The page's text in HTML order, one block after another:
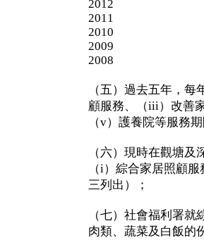
2012
2011
2010
2009
2008
（五）過去五年，
顧服務、（iii）改善
（v）護養院等服務
（六）現時在觀塘
（i）綜合家居照顧
三列出）；
（七）社會福利署
肉類、蔬菜及白飯的